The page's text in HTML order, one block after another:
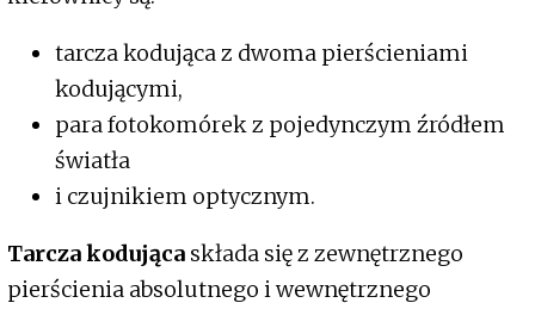
tarcza kodująca z dwoma pierścieniami
kodującymi,
para fotokomórek z pojedynczym źródłem
światła
i czujnikiem optycznym.
Tarcza kodująca składa się z zewnętrznego
pierścienia absolutnego i wewnętrznego